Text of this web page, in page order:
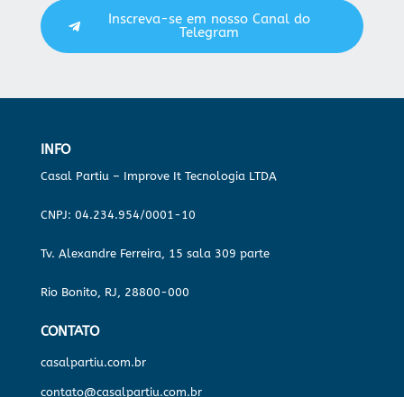
Inscreva-se em nosso Canal do
Telegram
INFO
Casal Partiu – Improve It Tecnologia LTDA
CNPJ: 04.234.954/0001-10
Tv. Alexandre Ferreira, 15 sala 309 parte
Rio Bonito, RJ, 28800-000
CONTATO
casalpartiu.com.br
contato@casalpartiu.com.br